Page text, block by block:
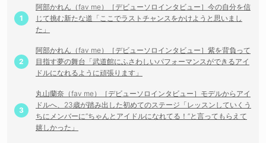
阿部かれん（fav me）［デビューソロインタビュー］今の自分を信
じて挑む新たな道「ここでラストチャンスをかけようと思いまし
た」
阿部かれん（fav me）［デビューソロインタビュー］紫を背負って
目指す夢の舞台「武道館にふさわしいパフォーマンスができるアイ
ドルになれるように頑張ります」
丸山蘭奈（fav me）［デビューソロインタビュー］モデルからアイ
ドルへ、23歳が踏み出した初めてのステージ「レッスンしていくう
ちにメンバーに“ちゃんとアイドルになれてる！”と言ってもらえて
嬉しかった」